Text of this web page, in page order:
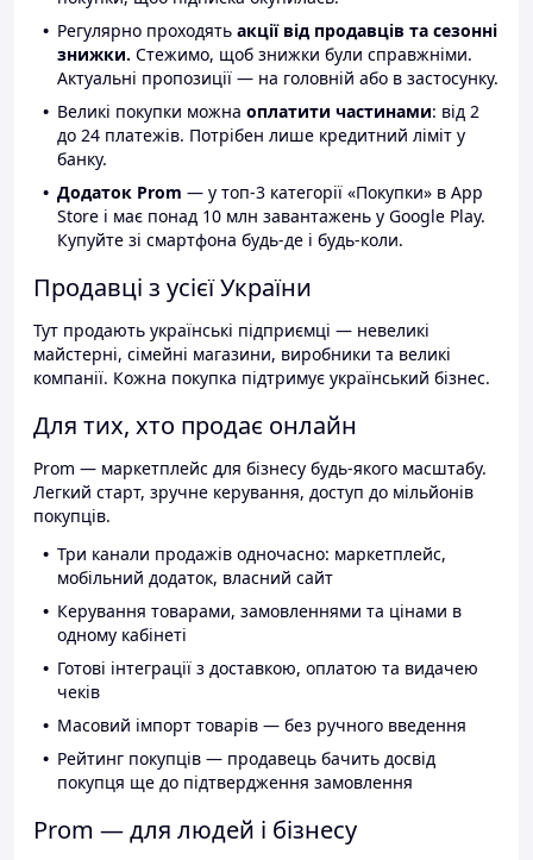
Регулярно проходять акції від продавців та сезонні
знижки. Стежимо, щоб знижки були справжніми.
Актуальні пропозиції — на головній або в застосунку.
Великі покупки можна оплатити частинами: від 2
до 24 платежів. Потрібен лише кредитний ліміт у
банку.
Додаток Prom — у топ-3 категорії «Покупки» в App
Store і має понад 10 млн завантажень у Google Play.
Купуйте зі смартфона будь-де і будь-коли.
Продавці з усієї України
Тут продають українські підприємці — невеликі
майстерні, сімейні магазини, виробники та великі
компанії. Кожна покупка підтримує український бізнес.
Для тих, хто продає онлайн
Prom — маркетплейс для бізнесу будь-якого масштабу.
Легкий старт, зручне керування, доступ до мільйонів
покупців.
Три канали продажів одночасно: маркетплейс,
мобільний додаток, власний сайт
Керування товарами, замовленнями та цінами в
одному кабінеті
Готові інтеграції з доставкою, оплатою та видачею
чеків
Масовий імпорт товарів — без ручного введення
Рейтинг покупців — продавець бачить досвід
покупця ще до підтвердження замовлення
Prom — для людей і бізнесу